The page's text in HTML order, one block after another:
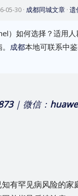
05-30 · 成都同城文章 · 遗
）如何选择？适用
成都本地可联系中
| 微信：
有罕见病风险的